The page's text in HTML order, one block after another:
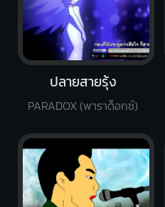
ปลายสายรุ้ง
PARADOX (พาราด็อกซ์)